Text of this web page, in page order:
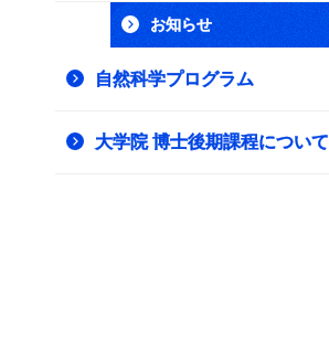
お知らせ
自然科学プログラム
大学院 博士後期課程について